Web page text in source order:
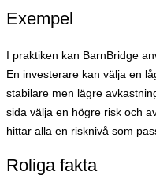
Exempel
I praktiken kan BarnBridge
En investerare kan välja en
stabilare men lägre
sida välja en högre risk och
hittar alla en risknivå som
Roliga fakta